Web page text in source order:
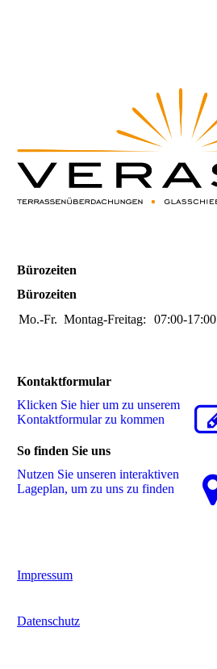
Bürozeiten
Bürozeiten
Mo.-Fr. Montag-Freitag: 07:00-17:00
Kontaktformular
Klicken Sie hier um zu unserem
Kon­takt­for­mu­lar zu kommen
So finden Sie uns
Nutzen Sie unseren interaktiven
La­ge­plan, um zu uns zu finden
Impressum
Datenschutz